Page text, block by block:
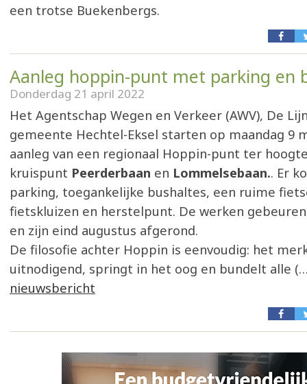
een trotse Buekenbergs.
Aanleg hoppin-punt met parking en
Donderdag 21 april 2022
Het Agentschap Wegen en Verkeer (AWV), De
gemeente Hechtel-Eksel starten op maandag 9
aanleg van een regionaal Hoppin-punt ter
kruispunt Peerderbaan en Lommelsebaan.. Er
parking, toegankelijke bushaltes, een ruime
fietskluizen en herstelpunt. De werken
en zijn eind augustus afgerond.
De filosofie achter Hoppin is eenvoudig: het
uitnodigend, springt in het oog en bundelt alle
nieuwsbericht